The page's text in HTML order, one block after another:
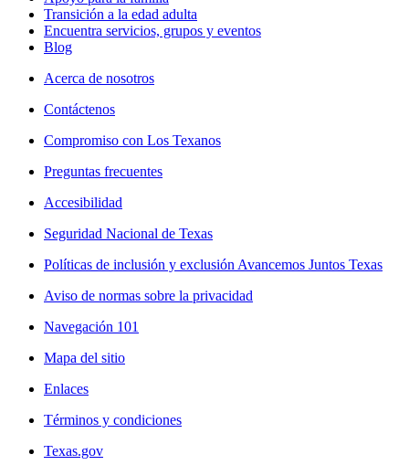
Transición a la edad adulta
Encuentra servicios, grupos y eventos
Blog
Acerca de nosotros
Contáctenos
Compromiso con Los Texanos
Preguntas frecuentes
Accesibilidad
Seguridad Nacional de Texas
Políticas de inclusión y exclusión Avancemos Juntos Texas
Aviso de normas sobre la privacidad
Navegación 101
Mapa del sitio
Enlaces
Términos y condiciones
Texas.gov